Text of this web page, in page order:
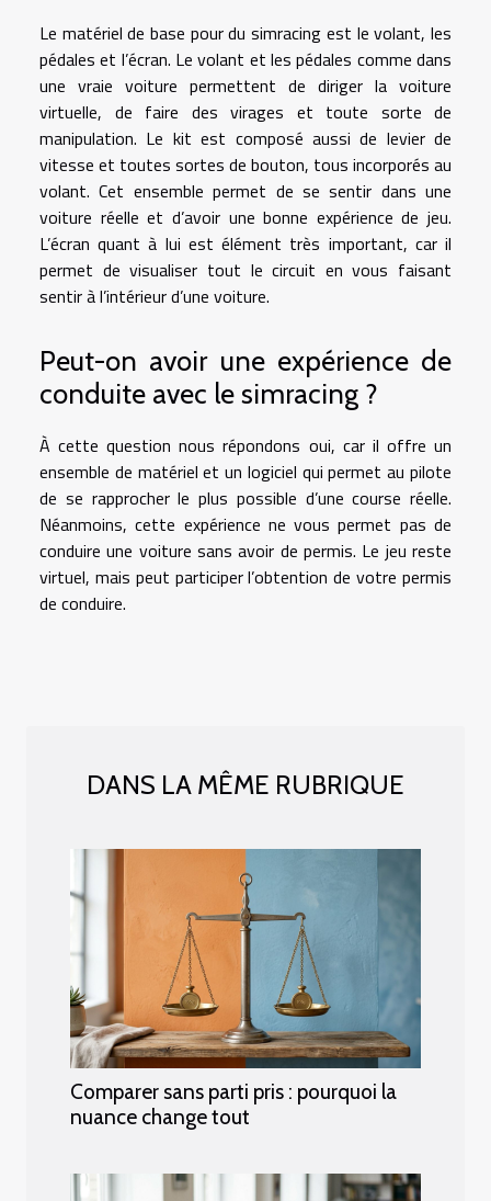
Le matériel de base pour du simracing est le volant, les
pédales et l’écran. Le volant et les pédales comme dans
une vraie voiture permettent de diriger la voiture
virtuelle, de faire des virages et toute sorte de
manipulation. Le kit est composé aussi de levier de
vitesse et toutes sortes de bouton, tous incorporés au
volant. Cet ensemble permet de se sentir dans une
voiture réelle et d’avoir une bonne expérience de jeu.
L’écran quant à lui est élément très important, car il
permet de visualiser tout le circuit en vous faisant
sentir à l’intérieur d’une voiture.
Peut-on avoir une expérience de
conduite avec le simracing ?
À cette question nous répondons oui, car il offre un
ensemble de matériel et un logiciel qui permet au pilote
de se rapprocher le plus possible d’une course réelle.
Néanmoins, cette expérience ne vous permet pas de
conduire une voiture sans avoir de permis. Le jeu reste
virtuel, mais peut participer l’obtention de votre permis
de conduire.
DANS LA MÊME RUBRIQUE
Comparer sans parti pris : pourquoi la
nuance change tout